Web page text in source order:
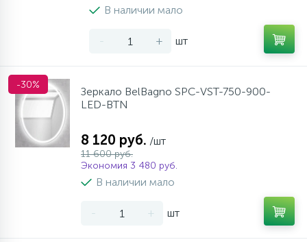
В наличии мало
- + шт
-30%
Зеркало BelBagno SPC-VST-750-900-
LED-BTN
8 120 руб. /шт
11 600 руб.
Экономия 3 480 руб.
В наличии мало
- + шт